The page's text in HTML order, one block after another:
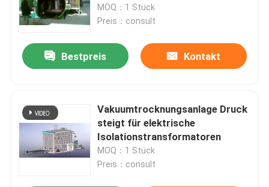
Trocknungsofen mit Transformator
Vakuumharzgussmaschine
Vakuumbrennöfen
vorgemischtem Füllstoff
MOQ：1 Stück
Preis：consult
Bestpreis Kontakt
Vakuumtrocknungsanlage Druck
steigt für elektrische
Isolationstransformatoren
MOQ：1 Stück
Preis：consult